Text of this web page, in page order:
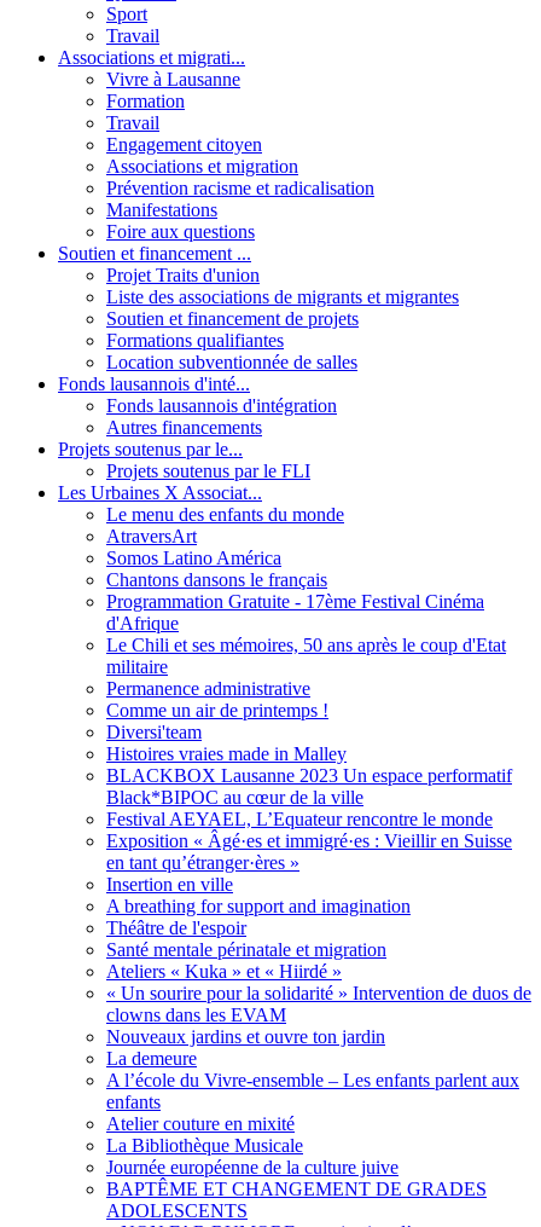
Sport
Travail
Associations et migrati...
Vivre à Lausanne
Formation
Travail
Engagement citoyen
Associations et migration
Prévention racisme et radicalisation
Manifestations
Foire aux questions
Soutien et financement ...
Projet Traits d'union
Liste des associations de migrants et migrantes
Soutien et financement de projets
Formations qualifiantes
Location subventionnée de salles
Fonds lausannois d'inté...
Fonds lausannois d'intégration
Autres financements
Projets soutenus par le...
Projets soutenus par le FLI
Les Urbaines X Associat...
Le menu des enfants du monde
AtraversArt
Somos Latino América
Chantons dansons le français
Programmation Gratuite - 17ème Festival Cinéma
d'Afrique
Le Chili et ses mémoires, 50 ans après le coup d'Etat
militaire
Permanence administrative
Comme un air de printemps !
Diversi'team
Histoires vraies made in Malley
BLACKBOX Lausanne 2023 Un espace performatif
Black*BIPOC au cœur de la ville
Festival AEYAEL, L’Equateur rencontre le monde
Exposition « Âgé·es et immigré·es : Vieillir en Suisse
en tant qu’étranger·ères »
Insertion en ville
A breathing for support and imagination
Théâtre de l'espoir
Santé mentale périnatale et migration
Ateliers « Kuka » et « Hiirdé »
« Un sourire pour la solidarité » Intervention de duos de
clowns dans les EVAM
Nouveaux jardins et ouvre ton jardin
La demeure
A l’école du Vivre-ensemble – Les enfants parlent aux
enfants
Atelier couture en mixité
La Bibliothèque Musicale
Journée européenne de la culture juive
BAPTÊME ET CHANGEMENT DE GRADES
ADOLESCENTS